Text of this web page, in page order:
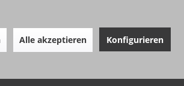
Alle akzeptieren Konfigurieren